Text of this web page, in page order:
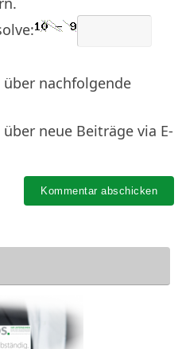
nachfolgende
neue Beiträge via E-